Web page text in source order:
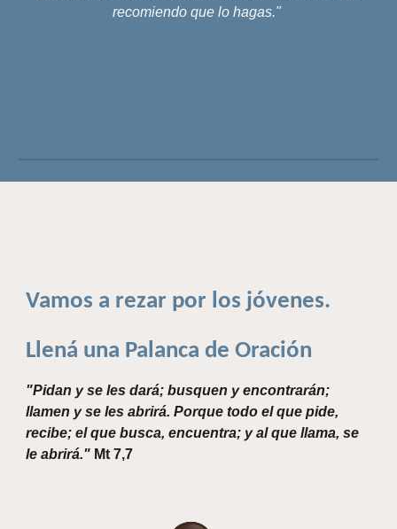
recomiendo que lo hagas."
Vamos a rezar por los jóvenes.
Llená una Palanca de Oración
"Pidan y se les dará; busquen y encontrarán;
llamen y se les abrirá. Porque todo el que pide,
recibe; el que busca, encuentra; y al que llama, se
le abrirá." Mt 7,7